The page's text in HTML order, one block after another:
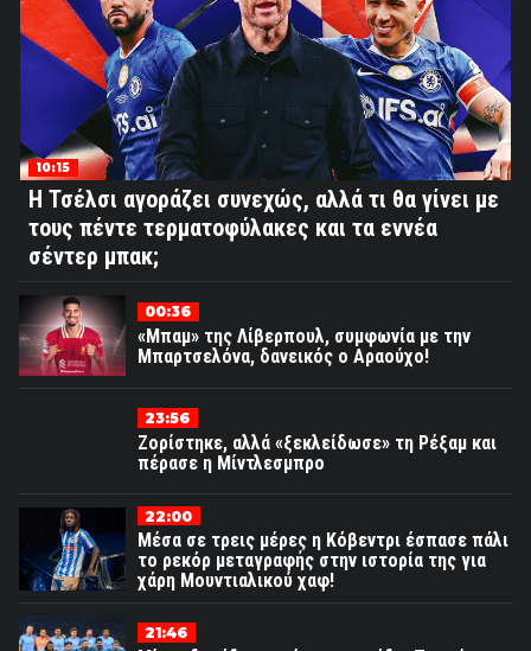
10:15
Η Τσέλσι αγοράζει συνεχώς, αλλά τι θα γίνει με
τους πέντε τερματοφύλακες και τα εννέα
σέντερ μπακ;
00:36
«Μπαμ» της Λίβερπουλ, συμφωνία με την
Μπαρτσελόνα, δανεικός ο Αραούχο!
23:56
Ζορίστηκε, αλλά «ξεκλείδωσε» τη Ρέξαμ και
πέρασε η Μίντλεσμπρο
22:00
Μέσα σε τρεις μέρες η Κόβεντρι έσπασε πάλι
το ρεκόρ μεταγραφής στην ιστορία της για
χάρη Μουντιαλικού χαφ!
21:46